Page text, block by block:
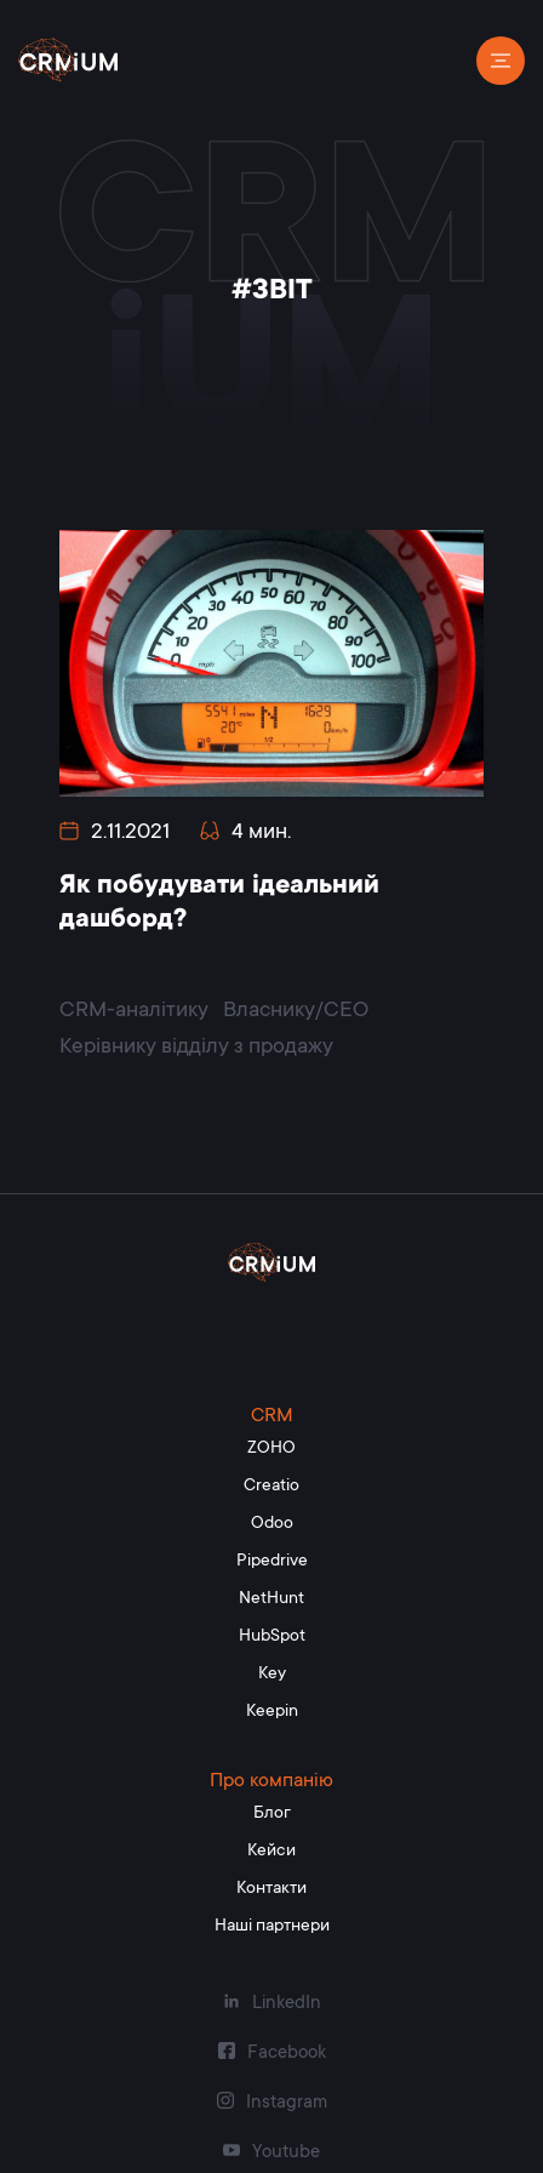
#ЗВІТ
2.11.2021 4 мин.
Як побудувати ідеальний
дашборд?
CRM-аналітику
Власнику/CEO
Керівнику відділу з продажу
CRM
ZOHO
Creatio
Odoo
Pipedrive
NetHunt
HubSpot
Key
Keepin
Про компанію
Блог
Кейси
Контакти
Наші партнери
LinkedIn
Facebook
Instagram
Youtube